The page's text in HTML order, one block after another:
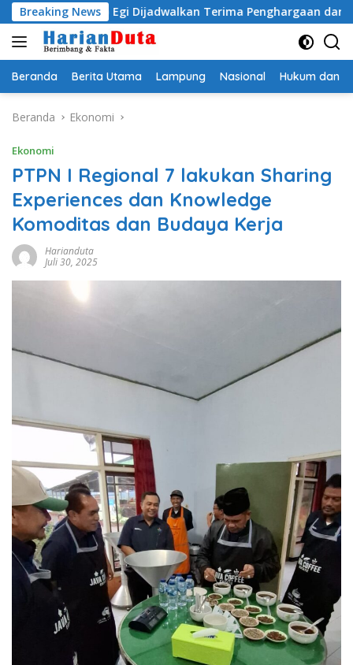
Langsung
ke
konten
Breaking News
Egi Dijadwalkan Terima Penghargaan dari HKBP Lampung
Beranda Berita Utama Lampung Nasional Hukum dan
Beranda Ekonomi
Ekonomi
PTPN I Regional 7 lakukan Sharing
Experiences dan Knowledge
Komoditas dan Budaya Kerja
Harianduta
Juli 30, 2025